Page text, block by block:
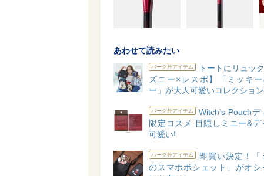
あわせて読みたい
パーク外アイテム
トートにリュッ
ズニー×レスポ】「ミッキ
ー」が大人可愛いコレクショ
パーク外アイテム
Witch’s Pouch
限定コスメ 目隠しミニー&デ
可愛い!
パーク外アイテム
即買い決定！「
のスマホポシェット」がオシ